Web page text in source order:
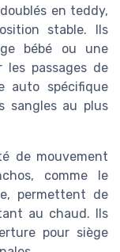
en teddy,
stable. Ils
bébé ou une
les passages de
auto spécifique
sangles au plus
de mouvement
comme le
permettent de
au chaud. Ils
pour siège